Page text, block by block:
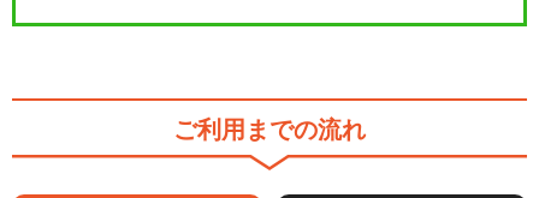
ご利用までの流れ